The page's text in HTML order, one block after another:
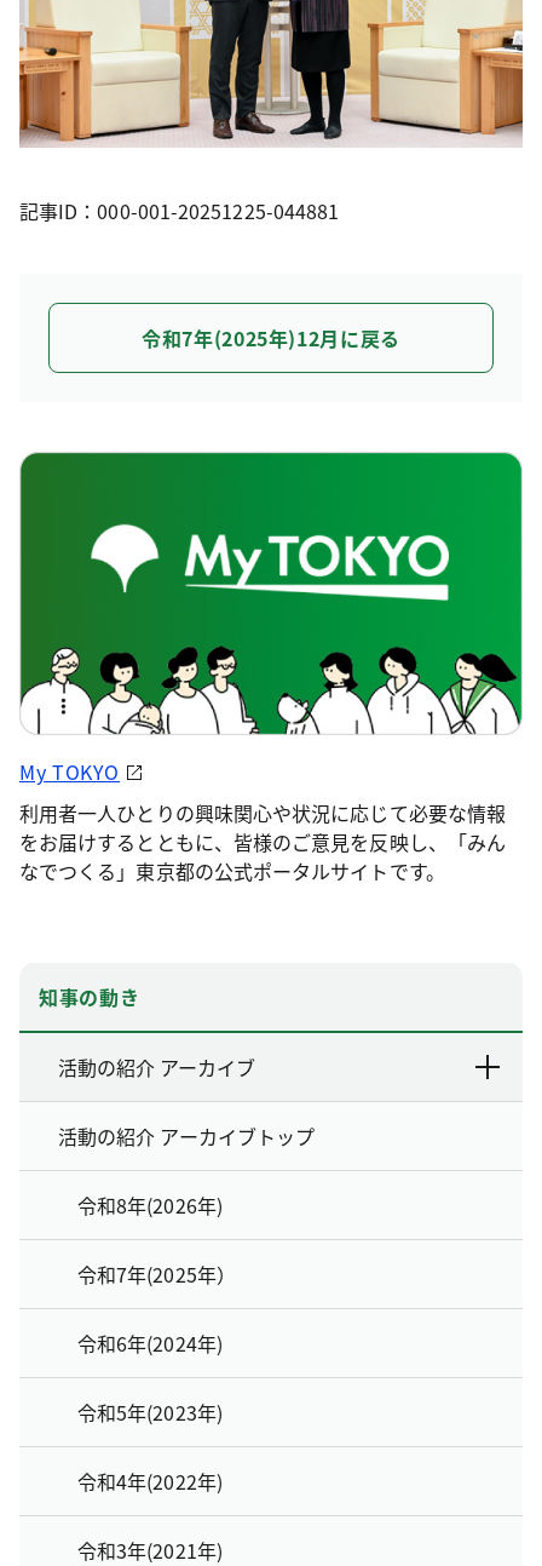
記事ID：000-001-20251225-044881
令和7年(2025年)12月に戻る
My TOKYO
利用者一人ひとりの興味関心や状況に応じて必要な情報
をお届けするとともに、皆様のご意見を反映し、「みん
なでつくる」東京都の公式ポータルサイトです。
知事の動き
活動の紹介 アーカイブ
活動の紹介 アーカイブトップ
令和8年(2026年)
令和7年(2025年）
令和6年(2024年)
令和5年(2023年)
令和4年(2022年)
令和3年(2021年)